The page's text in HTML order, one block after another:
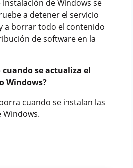
instalación de Windows se
a detener el servicio
a borrar todo el contenido
de software en la
cuando se actualiza el
Windows?
cuando se instalan las
Windows.